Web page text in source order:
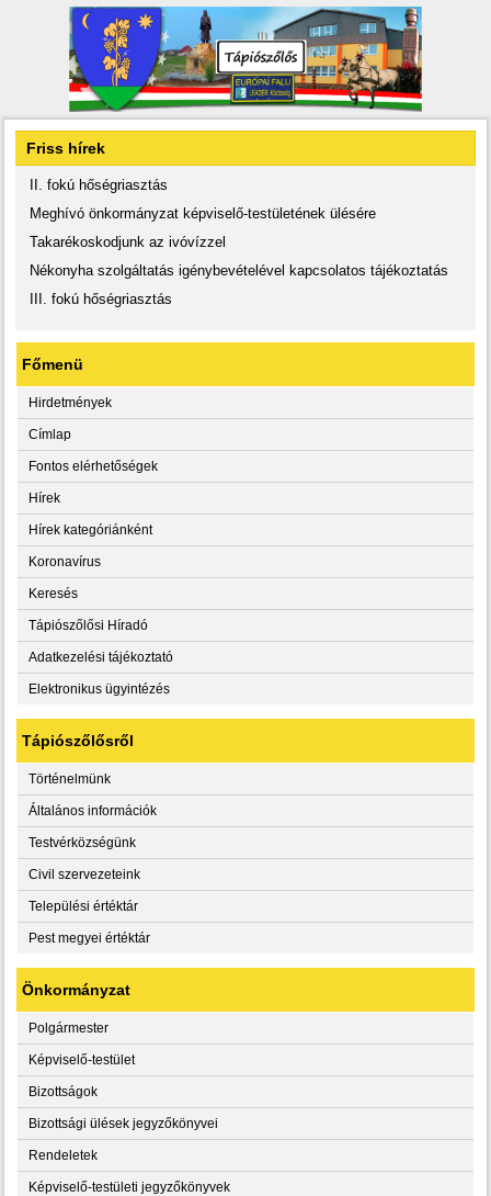
Friss hírek
II. fokú hőségriasztás
Meghívó önkormányzat képviselő-testületének ülésére
Takarékoskodjunk az ivóvízzel
Nékonyha szolgáltatás igénybevételével kapcsolatos tájékoztatás
III. fokú hőségriasztás
Főmenü
Hirdetmények
Címlap
Fontos elérhetőségek
Hírek
Hírek kategóriánként
Koronavírus
Keresés
Tápiószőlősi Híradó
Adatkezelési tájékoztató
Elektronikus ügyintézés
Tápiószőlősről
Történelmünk
Általános információk
Testvérközségünk
Civil szervezeteink
Települési értéktár
Pest megyei értéktár
Önkormányzat
Polgármester
Képviselő-testület
Bizottságok
Bizottsági ülések jegyzőkönyvei
Rendeletek
Képviselő-testületi jegyzőkönyvek